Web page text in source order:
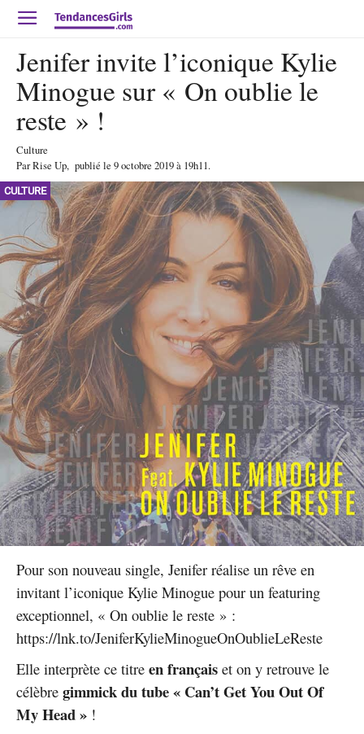
Jenifer invite l’iconique Kylie
Minogue sur « On oublie le
reste » !
Culture
ParRise Up, publié le 9 octobre 2019à 19h11.
CULTURE
Pour son nouveau single, Jenifer réalise un rêve en
invitant l’iconique Kylie Minogue pour un featuring
exceptionnel, « On oublie le reste » :
https://lnk.to/JeniferKylieMinogueOnOublieLeReste
Elle interprète ce titre en français et on y retrouve le
célèbre gimmick du tube « Can’t Get You Out Of
My Head » !